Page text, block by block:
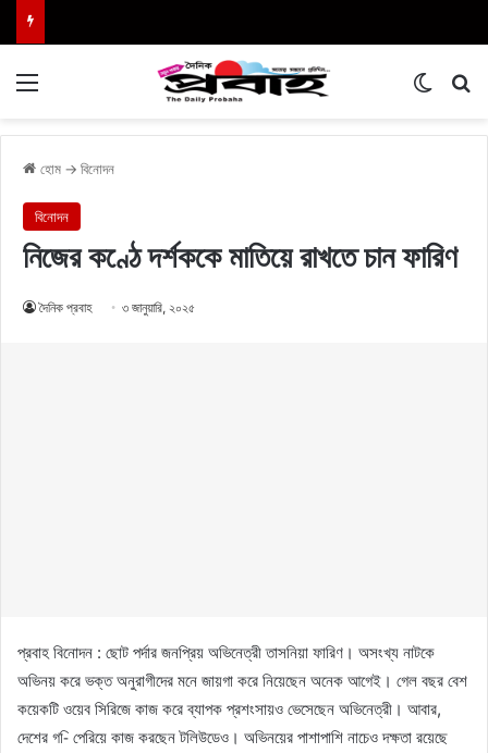
হোম → বিনোদন
বিনোদন
নিজের কণ্ঠে দর্শককে মাতিয়ে রাখতে চান ফারিণ
দৈনিক প্রবাহ ৩ জানুয়ারি, ২০২৫
প্রবাহ বিনোদন : ছোট পর্দার জনপ্রিয় অভিনেত্রী তাসনিয়া ফারিণ। অসংখ্য নাটকে
অভিনয় করে ভক্ত অনুরাগীদের মনে জায়গা করে নিয়েছেন অনেক আগেই। গেল বছর বেশ
কয়েকটি ওয়েব সিরিজে কাজ করে ব্যাপক প্রশংসায়ও ভেসেছেন অভিনেত্রী। আবার,
দেশের গ-ি পেরিয়ে কাজ করছেন টলিউডেও। অভিনয়ের পাশাপাশি নাচেও দক্ষতা রয়েছে